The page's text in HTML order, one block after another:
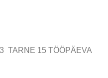
TARNE 15 TÖÖPÄEVA